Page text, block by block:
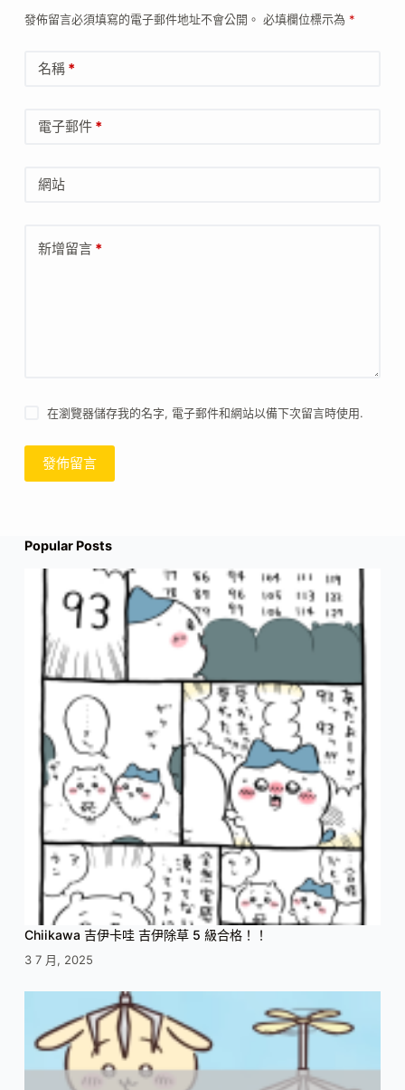
發佈留言必須填寫的電子郵件地址不會公開。 必填欄位標示為 *
名稱*
電子郵件*
網站
新增留言*
在瀏覽器儲存我的名字, 電子郵件和網站以備下次留言時使用.
發佈留言
Popular Posts
Chiikawa 吉伊卡哇 吉伊除草 5 級合格！！
3 7 月, 2025